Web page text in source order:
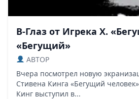
В-Глаз от Игрека Х.
«Бегущий»
ABTOP
Вчера посмотрел новую
Стивена Кинга «Бегущий
Кинг выступил в...